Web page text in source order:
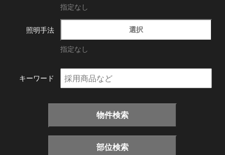
指定なし
照明手法 選択
指定なし
キーワード
物件検索
部位検索